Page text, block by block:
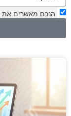
הנכם מאשרים את